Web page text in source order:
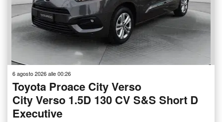
6 agosto 2026 alle 00:26
Toyota Proace City Verso
City Verso 1.5D 130 CV S&S Short D
Executive